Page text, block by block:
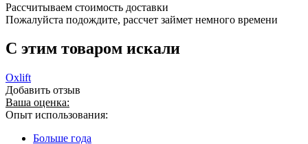
Рассчитываем стоимость доставки
Пожалуйста подождите, рассчет займет немного времени
C этим товаром искали
Oxlift
Добавить отзыв
Ваша оценка:
Опыт использования:
Больше года